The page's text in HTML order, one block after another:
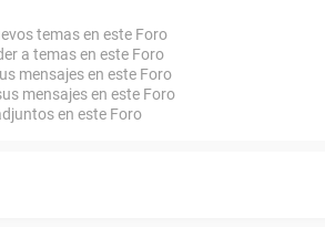
temas en este Foro
a temas en este Foro
mensajes en este Foro
mensajes en este Foro
en este Foro